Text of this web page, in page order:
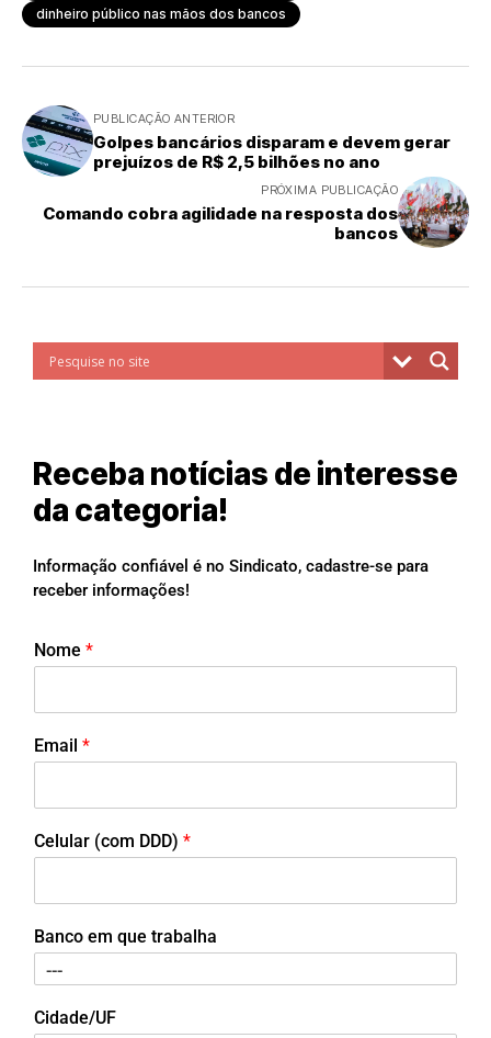
dinheiro público nas mãos dos bancos
PUBLICAÇÃO ANTERIOR
Golpes bancários disparam e devem gerar
prejuízos de R$ 2,5 bilhões no ano
PRÓXIMA PUBLICAÇÃO
Comando cobra agilidade na resposta dos
bancos
Receba notícias de interesse
da categoria!
Informação confiável é no Sindicato, cadastre-se para
receber informações!
Nome *
Email *
Celular (com DDD) *
Banco em que trabalha
Cidade/UF